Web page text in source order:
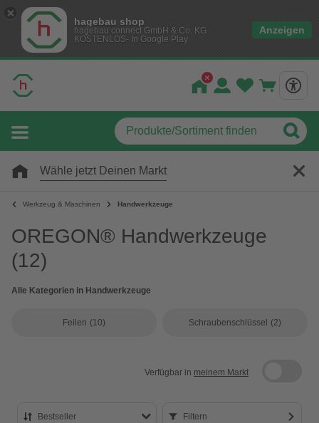
hagebau shop
hagebau connect GmbH & Co. KG
KOSTENLOS- In Google Play
Anzeigen
Wähle jetzt Deinen Markt
Werkzeug & Maschinen Handwerkzeuge
OREGON® Handwerkzeuge
(12)
Alle Kategorien in Handwerkzeuge
Feilen (10) Schraubenschlüssel (2)
Verfügbar in meinem Markt
Bestseller Filtern